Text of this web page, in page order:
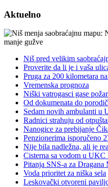
Aktuelno
Niš pred velikim
Proverite da li je i vaša
Pruga za 200 kilometara
Vremenska prognoza
Niški vatrogasci gase
Od dokumenata do
Sedam novih ambulanti u
Radnici strahuju od
Nanogice za prebijanje
Penzionerima isporučeno
Nije bila nadležna, ali je
Cisterna sa vodom u UKC
Pitanja SNS-a za Dragana
Voda prioritet za niška sela
Leskovački otvoreni